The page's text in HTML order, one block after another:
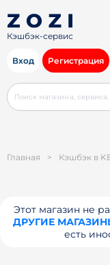
Кэшбэк-сервис
Вход Регистрация
Главная > Кэшбэк в
Этот магазин не
ДРУГИЕ
есть